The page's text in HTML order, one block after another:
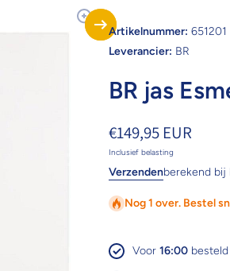
Artikelnummer: 651201
Leverancier: BR
BR jas
€149,95 EUR
Inclusief belasting
Verzendenberekend bij
Nog 1 over. Bestel
Voor 16:00besteld